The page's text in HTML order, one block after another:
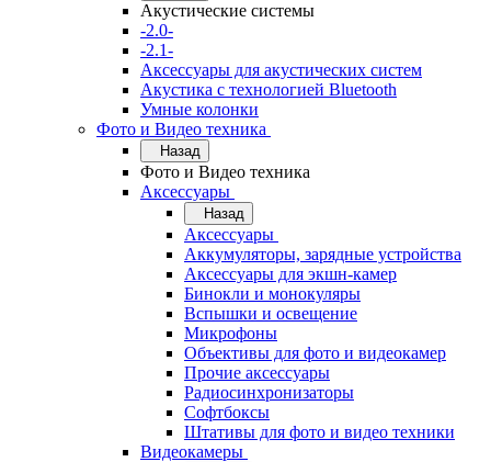
Акустические системы
-2.0-
-2.1-
Аксессуары для акустических систем
Акустика с технологией Bluetooth
Умные колонки
Фото и Видео техника
Назад
Фото и Видео техника
Аксессуары
Назад
Аксессуары
Аккумуляторы, зарядные устройства
Аксессуары для экшн-камер
Бинокли и монокуляры
Вспышки и освещение
Микрофоны
Объективы для фото и видеокамер
Прочие аксессуары
Радиосинхронизаторы
Софтбоксы
Штативы для фото и видео техники
Видеокамеры